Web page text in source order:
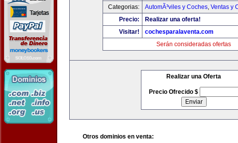
Categorias:
AutomÃ³viles y Coches, Ventas y
Precio:
Realizar una oferta!
Visitar!
cochesparalaventa.com
Serán consideradas ofertas
Realizar una Oferta
Precio Ofrecido $
Otros dominios en venta: